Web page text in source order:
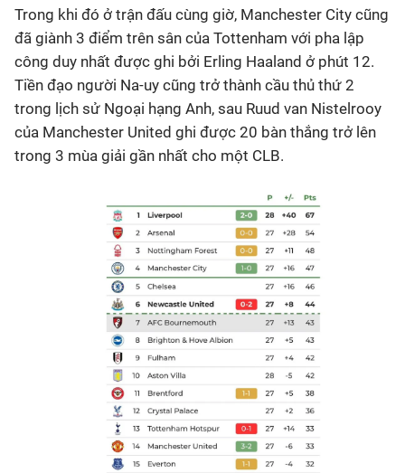
Trong khi đó ở trận đấu cùng giờ, Manchester City cũng
đã giành 3 điểm trên sân của Tottenham với pha lập
công duy nhất được ghi bởi Erling Haaland ở phút 12.
Tiền đạo người Na-uy cũng trở thành cầu thủ thứ 2
trong lịch sử Ngoại hạng Anh, sau Ruud van Nistelrooy
của Manchester United ghi được 20 bàn thắng trở lên
trong 3 mùa giải gần nhất cho một CLB.